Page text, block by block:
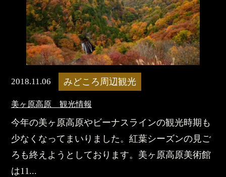
2018.11.06 みどころ周辺観光
美ヶ原高原 観光情報
今年の美ヶ原高原やビーナスラインの観光時期も
少なくなってまいりました。紅葉シーズンの見ご
ろも終えようとしております。美ヶ原高原美術館
は11...